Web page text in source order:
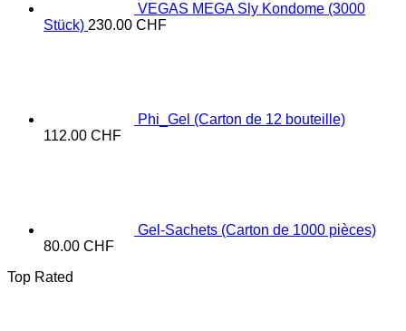
VEGAS MEGA Sly Kondome (3000
Stück) 230.00 CHF
Phi_Gel (Carton de 12 bouteille)
112.00 CHF
Gel-Sachets (Carton de 1000 pièces)
80.00 CHF
Top Rated